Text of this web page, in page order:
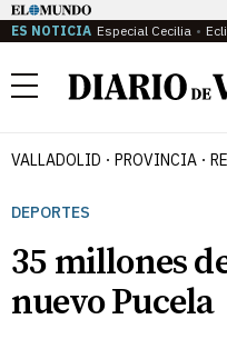
ES NOTICIA Especial Cecilia
Menú
VALLADOLID PROVINCIA
DEPORTES
35 millones
nuevo Pucela